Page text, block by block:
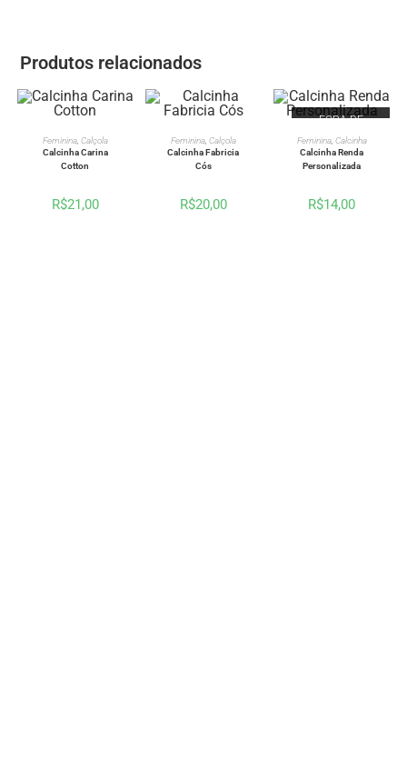
Produtos relacionados
VER OPÇÕES
Feminina, Calçola
Calcinha Carina
Cotton
R$21,00
VER OPÇÕES
Feminina, Calçola
Calcinha Fabricia
Cós
R$20,00
FORA DE
VER OPÇÕES
Feminina, Calcinha
Calcinha Renda
Personalizada
R$14,00